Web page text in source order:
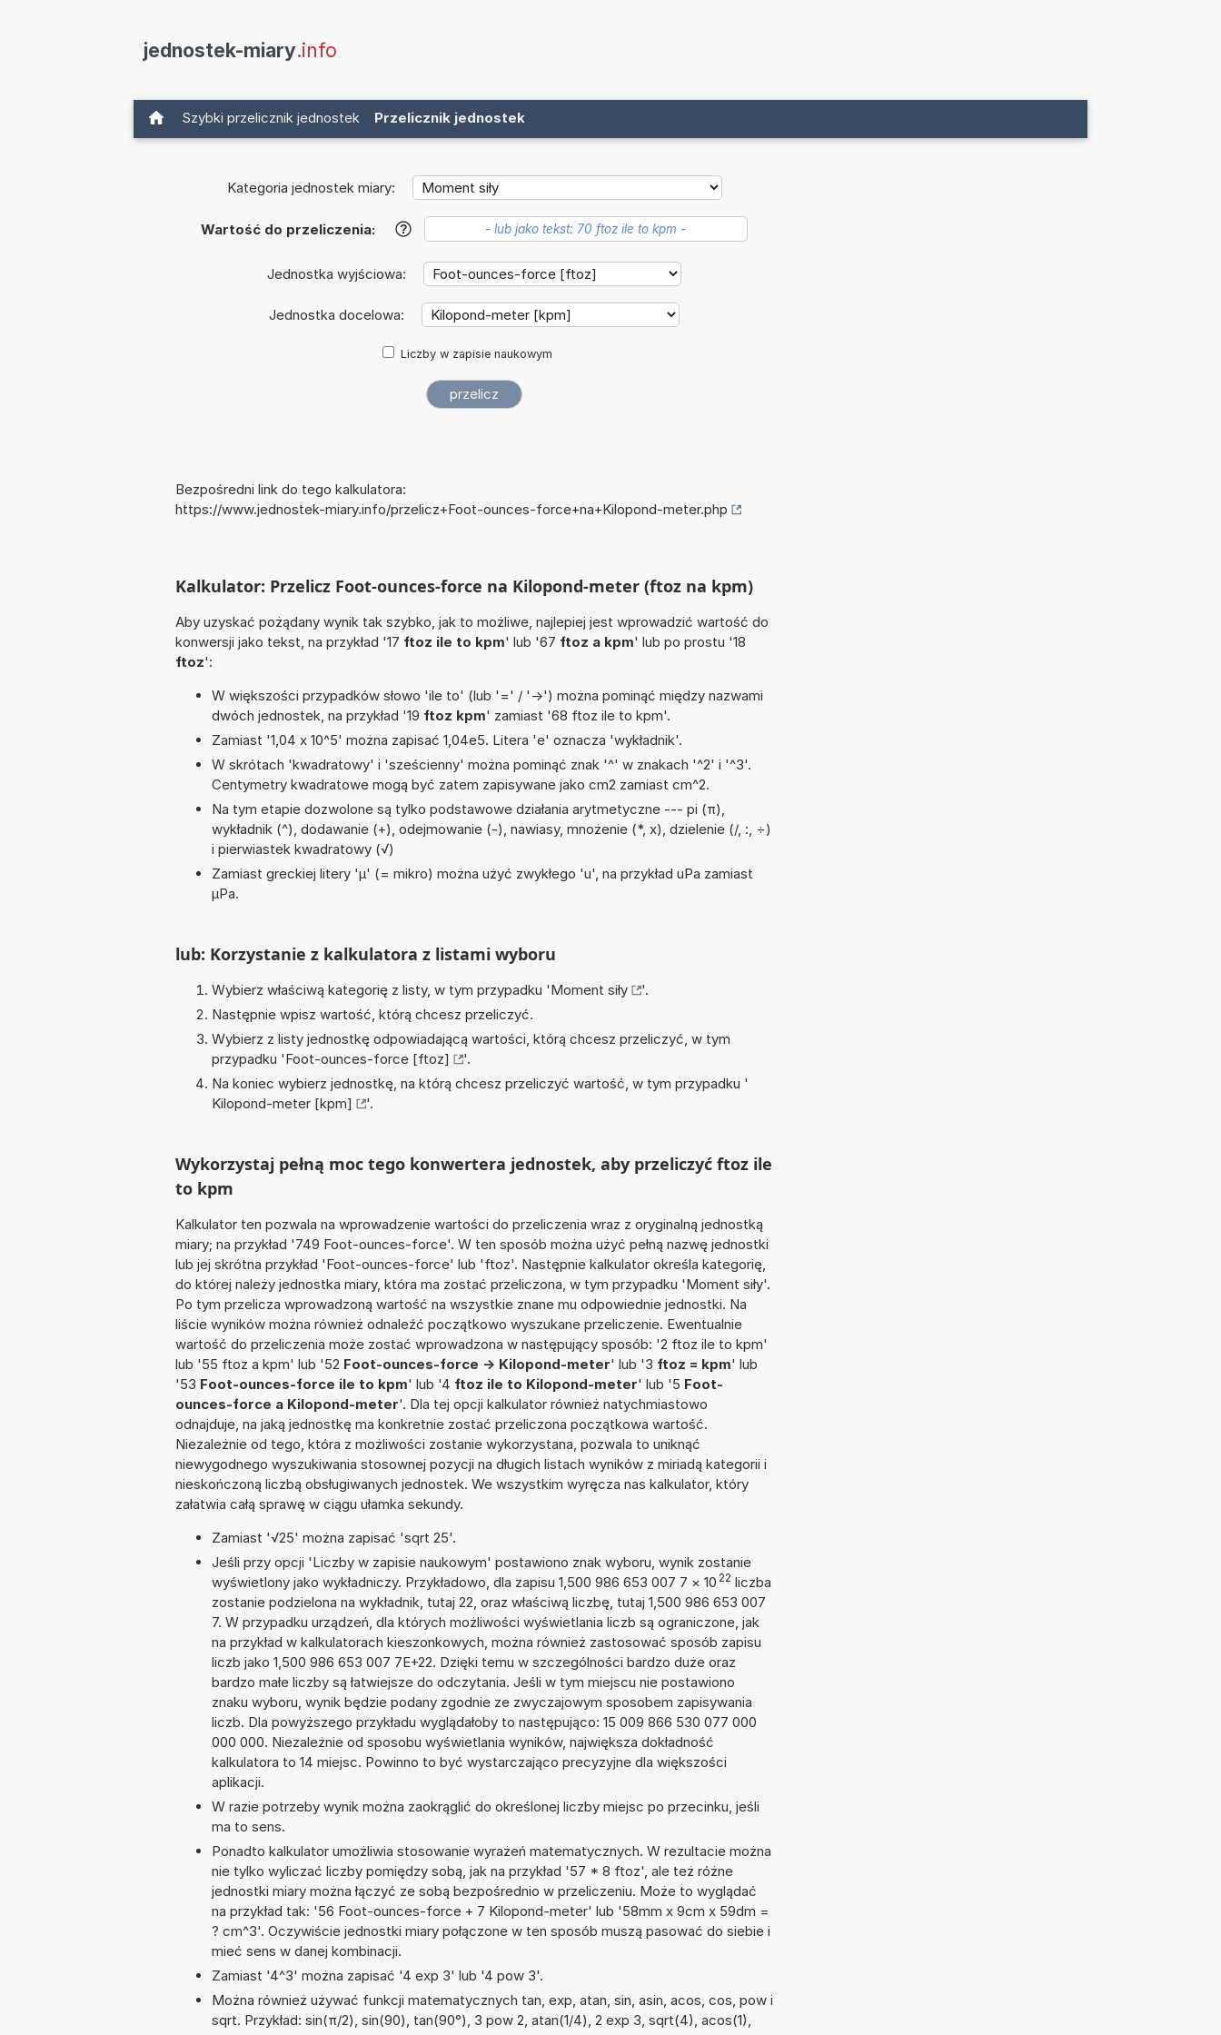
jednostek-miary.info
Szybki przelicznik jednostek Przelicznik jednostek
Kategoria jednostek miary:
Wartość do przeliczenia: ?
Jednostka wyjściowa:
Jednostka docelowa:
Liczby w zapisie naukowym
Bezpośredni link do tego kalkulatora:
https://www.jednostek-miary.info/przelicz+Foot-ounces-force+na+Kilopond-meter.php
Kalkulator: Przelicz Foot-ounces-force na Kilopond-meter (ftoz na kpm)
Aby uzyskać pożądany wynik tak szybko, jak to możliwe, najlepiej jest wprowadzić wartość do
konwersji jako tekst, na przykład '17 ftoz ile to kpm' lub '67 ftoz a kpm' lub po prostu '18
ftoz':
W większości przypadków słowo 'ile to' (lub '=' / '->') można pominąć między nazwami
dwóch jednostek, na przykład '19 ftoz kpm' zamiast '68 ftoz ile to kpm'.
Zamiast '1,04 x 10^5' można zapisać 1,04e5. Litera 'e' oznacza 'wykładnik'.
W skrótach 'kwadratowy' i 'sześcienny' można pominąć znak '^' w znakach '^2' i '^3'.
Centymetry kwadratowe mogą być zatem zapisywane jako cm2 zamiast cm^2.
Na tym etapie dozwolone są tylko podstawowe działania arytmetyczne --- pi (π),
wykładnik (^), dodawanie (+), odejmowanie (-), nawiasy, mnożenie (*, x), dzielenie (/, :, ÷)
i pierwiastek kwadratowy (√)
Zamiast greckiej litery 'µ' (= mikro) można użyć zwykłego 'u', na przykład uPa zamiast
µPa.
lub: Korzystanie z kalkulatora z listami wyboru
Wybierz właściwą kategorię z listy, w tym przypadku 'Moment siły
'.
Następnie wpisz wartość, którą chcesz przeliczyć.
Wybierz z listy jednostkę odpowiadającą wartości, którą chcesz przeliczyć, w tym
przypadku 'Foot-ounces-force [ftoz]
'.
Na koniec wybierz jednostkę, na którą chcesz przeliczyć wartość, w tym przypadku '
Kilopond-meter [kpm]
'.
Wykorzystaj pełną moc tego konwertera jednostek, aby przeliczyć ftoz ile
to kpm
Kalkulator ten pozwala na wprowadzenie wartości do przeliczenia wraz z oryginalną jednostką
miary; na przykład '749 Foot-ounces-force'. W ten sposób można użyć pełną nazwę jednostki
lub jej skrótna przykład 'Foot-ounces-force' lub 'ftoz'. Następnie kalkulator określa kategorię,
do której należy jednostka miary, która ma zostać przeliczona, w tym przypadku 'Moment siły'.
Po tym przelicza wprowadzoną wartość na wszystkie znane mu odpowiednie jednostki. Na
liście wyników można również odnaleźć początkowo wyszukane przeliczenie. Ewentualnie
wartość do przeliczenia może zostać wprowadzona w następujący sposób: '2 ftoz ile to kpm'
lub '55 ftoz a kpm' lub '52 Foot-ounces-force -> Kilopond-meter' lub '3 ftoz = kpm' lub
'53 Foot-ounces-force ile to kpm' lub '4 ftoz ile to Kilopond-meter' lub '5 Foot-
ounces-force a Kilopond-meter'. Dla tej opcji kalkulator również natychmiastowo
odnajduje, na jaką jednostkę ma konkretnie zostać przeliczona początkowa wartość.
Niezależnie od tego, która z możliwości zostanie wykorzystana, pozwala to uniknąć
niewygodnego wyszukiwania stosownej pozycji na długich listach wyników z miriadą kategorii i
nieskończoną liczbą obsługiwanych jednostek. We wszystkim wyręcza nas kalkulator, który
załatwia całą sprawę w ciągu ułamka sekundy.
Zamiast '√25' można zapisać 'sqrt 25'.
Jeśli przy opcji 'Liczby w zapisie naukowym' postawiono znak wyboru, wynik zostanie
wyświetlony jako wykładniczy. Przykładowo, dla zapisu 1,500 986 653 007 7 × 10 22 liczba
zostanie podzielona na wykładnik, tutaj 22, oraz właściwą liczbę, tutaj 1,500 986 653 007
7. W przypadku urządzeń, dla których możliwości wyświetlania liczb są ograniczone, jak
na przykład w kalkulatorach kieszonkowych, można również zastosować sposób zapisu
liczb jako 1,500 986 653 007 7E+22. Dzięki temu w szczególności bardzo duże oraz
bardzo małe liczby są łatwiejsze do odczytania. Jeśli w tym miejscu nie postawiono
znaku wyboru, wynik będzie podany zgodnie ze zwyczajowym sposobem zapisywania
liczb. Dla powyższego przykładu wyglądałoby to następująco: 15 009 866 530 077 000
000 000. Niezależnie od sposobu wyświetlania wyników, największa dokładność
kalkulatora to 14 miejsc. Powinno to być wystarczająco precyzyjne dla większości
aplikacji.
W razie potrzeby wynik można zaokrąglić do określonej liczby miejsc po przecinku, jeśli
ma to sens.
Ponadto kalkulator umożliwia stosowanie wyrażeń matematycznych. W rezultacie można
nie tylko wyliczać liczby pomiędzy sobą, jak na przykład '57 * 8 ftoz', ale też różne
jednostki miary można łączyć ze sobą bezpośrednio w przeliczeniu. Może to wyglądać
na przykład tak: '56 Foot-ounces-force + 7 Kilopond-meter' lub '58mm x 9cm x 59dm =
? cm^3'. Oczywiście jednostki miary połączone w ten sposób muszą pasować do siebie i
mieć sens w danej kombinacji.
Zamiast '4^3' można zapisać '4 exp 3' lub '4 pow 3'.
Można również używać funkcji matematycznych tan, exp, atan, sin, asin, acos, cos, pow i
sqrt. Przykład: sin(π/2), sin(90), tan(90°), 3 pow 2, atan(1/4), 2 exp 3, sqrt(4), acos(1),